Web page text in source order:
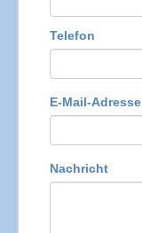
Telefon
E-Mail-Adresse
Nachricht